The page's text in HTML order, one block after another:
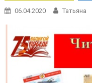
06.04.2020 Татьяна